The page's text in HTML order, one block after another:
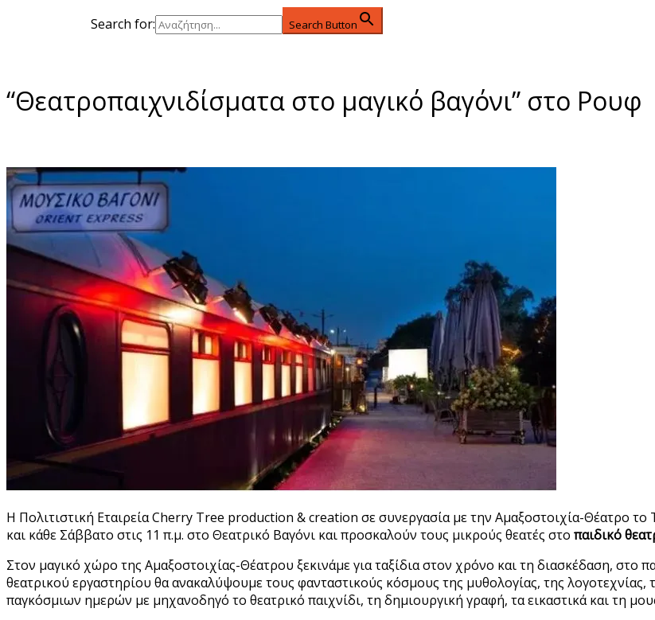
Search for: Search Button
“Θεατροπαιχνιδίσματα στο μαγικό βαγόνι” στο Ρουφ
H Πολιτιστική Εταιρεία Cherry Tree production & creation σε συνεργασία με την Αμαξοστοιχία-Θέατρο
και κάθε Σάββατο στις 11 π.μ. στο Θεατρικό Βαγόνι και προσκαλούν τους μικρούς θεατές στο παιδικό
Στον μαγικό χώρο της Αμαξοστοιχίας-Θέατρου ξεκινάμε για ταξίδια στον χρόνο και τη διασκέδαση, στο
θεατρικού εργαστηρίου θα ανακαλύψουμε τους φανταστικούς κόσμους της μυθολογίας, της
παγκόσμιων ημερών με μηχανοδηγό το θεατρικό παιχνίδι, τη δημιουργική γραφή, τα εικαστικά και τη